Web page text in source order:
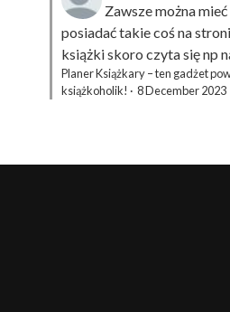
Zawsze można
posiadać takie coś na
książki skoro czyta się np
Planer Książkary – ten gadżet
książkoholik! · 8 December 2023